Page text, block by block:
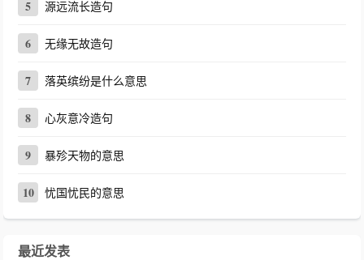
5 源远流长造句
6 无缘无故造句
7 落英缤纷是什么意思
8 心灰意冷造句
9 暴殄天物的意思
10 忧国忧民的意思
最近发表